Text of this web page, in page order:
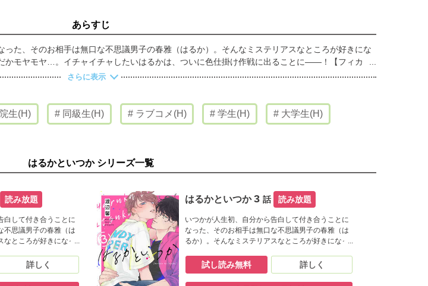
あらすじ
た、そのお相手は無口な不思議男子の春雅（はるか）。そんなミステリアスなところが好きにな
かモヤモヤ…。イチャイチャしたいはるかは、ついに色仕掛け作戦に出ることに――！【フィカ
さらに表示
生(H) 同級生(H) ラブコメ(H) 学生(H) 大学生(H)
はるかといつか シリーズ一覧
読み放題
白して付き合うことに
不思議男子の春雅（は
ところが好きになっ
たいはるかは、つい
――！【フィカス】
詳しく
はるかといつか3話 読み放題
いつかが人生初、自分から告白して付き合うことに
なった、そのお相手は無口な不思議男子の春雅（は
るか）。そんなミステリアスなところが好きになっ
かモヤモヤ…。イチャイチャしたいはるかは、つい
に色仕掛け作戦に出ることに――！【フィカス】
試し読み無料 詳しく